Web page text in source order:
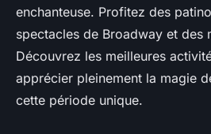
enchanteuse. Profitez des
spectacles de Broadway et des
Découvrez les meilleures
apprécier pleinement la magie
cette période unique.